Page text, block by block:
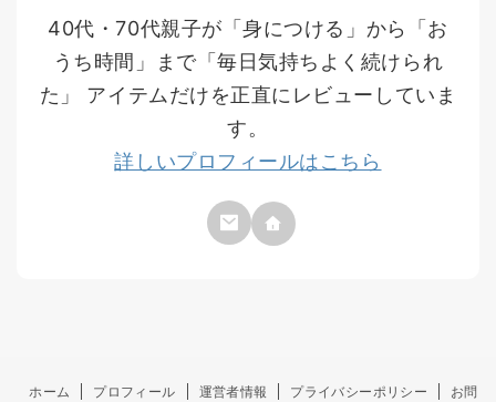
40代・70代親子が「身につける」から「お
うち時間」まで「毎日気持ちよく続けられ
た」 アイテムだけを正直にレビューしていま
す。
詳しいプロフィールはこちら
ホーム プロフィール 運営者情報 プライバシーポリシー お問